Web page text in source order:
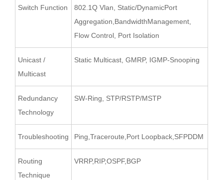
Switch Function
802.1Q Vlan, Static/DynamicPort
Aggregation,BandwidthManagement,
Flow Control, Port Isolation
Unicast /
Multicast
Static Multicast, GMRP, IGMP-Snooping
Redundancy
Technology
SW-Ring, STP/RSTP/MSTP
Troubleshooting Ping,Traceroute,Port Loopback,SFPDDM
Routing
Technique
VRRP,RIP,OSPF,BGP